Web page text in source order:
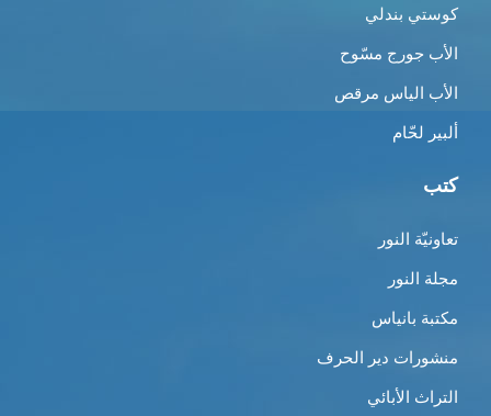
كوستي بندلي
الأب جورج مسّوح
الأب الياس مرقص
ألبير لحّام
كتب
تعاونيّة النور
مجلة النور
مكتبة بانياس
منشورات دير الحرف
التراث الأبائي